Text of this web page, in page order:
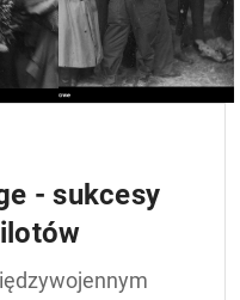
- sukcesy